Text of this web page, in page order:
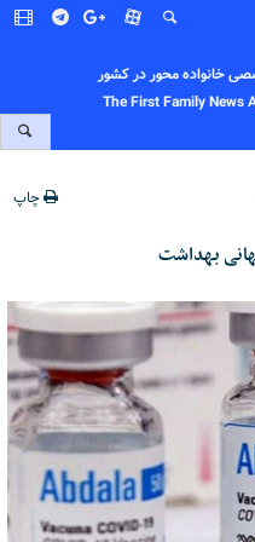
خانواده محور در کشور
The First Family News
چاپ
بهداشت